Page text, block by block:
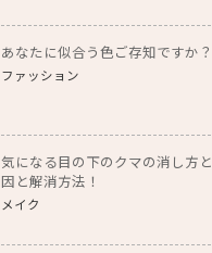
あなたに似合う色ご存知ですか
ファッション
気になる目の下のクマの消し方
因と解消方法！
メイク